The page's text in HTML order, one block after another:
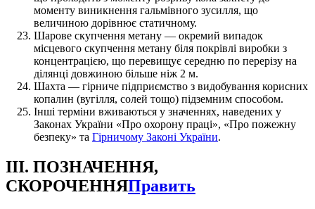
моменту виникнення гальмівного зусилля, що
величиною дорівнює статичному.
Шарове скупчення метану — окремий випадок
місцевого скупчення метану біля покрівлі виробки з
концентрацією, що перевищує середню по перерізу на
ділянці довжиною більше ніж 2 м.
Шахта — гірниче підприємство з видобування корисних
копалин (вугілля, солей тощо) підземним способом.
Інші терміни вживаються у значеннях, наведених у
Законах України «Про охорону праці», «Про пожежну
безпеку» та Гірничому Законі України.
III. ПОЗНАЧЕННЯ,
СКОРОЧЕННЯПравить